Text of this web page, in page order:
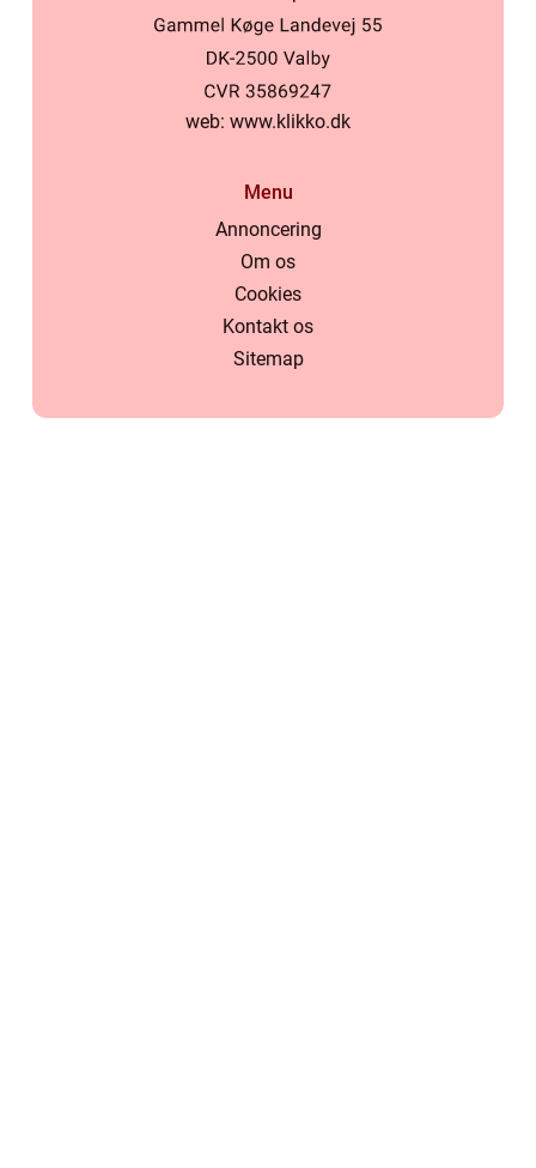
web: www.klikko.dk
Menu
Annoncering
Om os
Cookies
Kontakt os
Sitemap